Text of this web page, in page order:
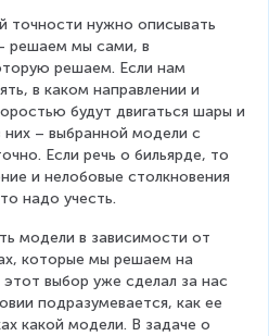
точности нужно описывать
решаем мы сами, в
решаем. Если нам
в каком направлении и
будут двигаться шары и
– выбранной модели с
Если речь о бильярде, то
и нелобовые столкновения
надо учесть.
модели в зависимости от
которые мы решаем на
выбор уже сделал за нас
подразумевается, как ее
какой модели. В задаче о